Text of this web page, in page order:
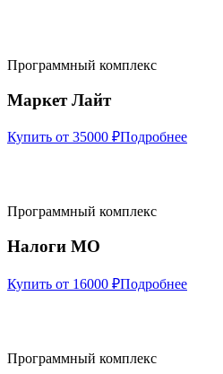
Программный комплекс
Маркет Лайт
Купить от 35000 ₽Подробнее
Программный комплекс
Налоги МО
Купить от 16000 ₽Подробнее
Программный комплекс